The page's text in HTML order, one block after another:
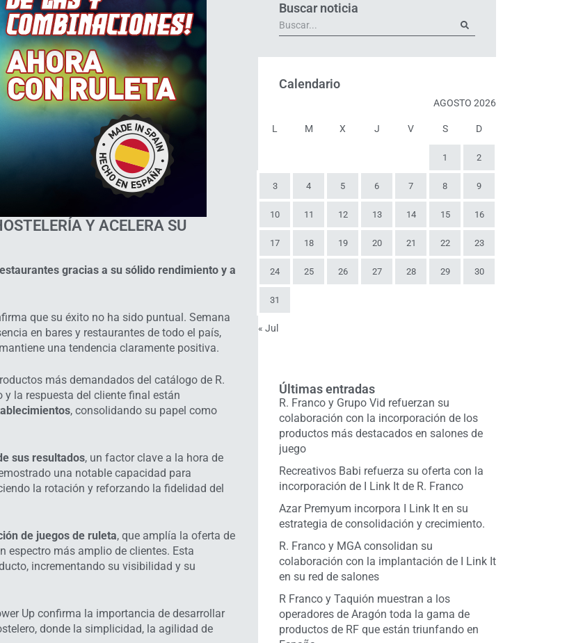
Y ACELERA SU
gracias a su sólido rendimiento y a
que su éxito no ha sido puntual. Semana
en bares y restaurantes de todo el país,
una tendencia claramente positiva.
más demandados del catálogo de R.
la respuesta del cliente final están
, consolidando su papel como
sus resultados, un factor clave a la hora de
una notable capacidad para
la rotación y reforzando la fidelidad del
de juegos de ruleta, que amplía la oferta de
espectro más amplio de clientes. Esta
incrementando su visibilidad y su
Up confirma la importancia de desarrollar
donde la simplicidad, la agilidad de
Buscar noticia
Calendario
AGOSTO 2026
L M X J V S D
1 2
3 4 5 6 7 8 9
10 11 12 13 14 15 16
17 18 19 20 21 22 23
24 25 26 27 28 29 30
31
« Jul
Últimas entradas
R. Franco y Grupo Vid refuerzan su
colaboración con la incorporación de los
productos más destacados en salones de
juego
Recreativos Babi refuerza su oferta con la
incorporación de I Link It de R. Franco
Azar Premyum incorpora I Link It en su
estrategia de consolidación y crecimiento.
R. Franco y MGA consolidan su
colaboración con la implantación de I Link It
en su red de salones
R Franco y Taquión muestran a los
operadores de Aragón toda la gama de
productos de RF que están triunfando en